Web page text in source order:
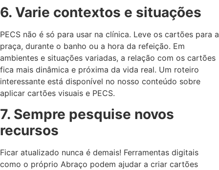
6. Varie contextos e situações
PECS não é só para usar na clínica. Leve os cartões para a
praça, durante o banho ou a hora da refeição. Em
ambientes e situações variadas, a relação com os cartões
fica mais dinâmica e próxima da vida real. Um roteiro
interessante está disponível no nosso conteúdo sobre
aplicar cartões visuais e PECS.
7. Sempre pesquise novos
recursos
Ficar atualizado nunca é demais! Ferramentas digitais
como o próprio Abraço podem ajudar a criar cartões